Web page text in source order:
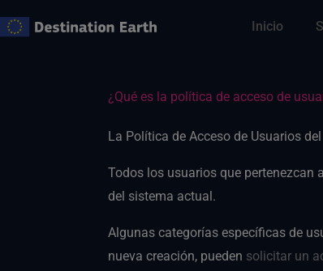
al
Inicio
¿Qué es la política de acceso de
La Política de Acceso de Usuarios
Todos los usuarios que pertenezcan
del sistema actual.
Algunas categorías específicas de
nueva creación, pueden solicitar un